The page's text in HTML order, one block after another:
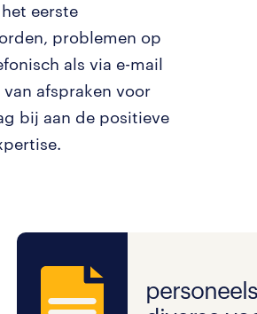
eerste
problemen op
als via e-mail
afspraken voor
bij aan de positieve